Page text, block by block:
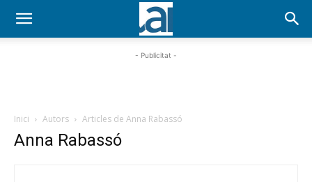
- Publicitat -
Inici Autors Articles de Anna Rabassó
Anna Rabassó